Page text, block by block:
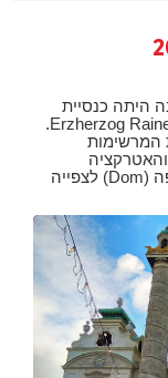
היתה כנסיית
קרל, במרחק הליכה מהמלון המצויין שלנו Erzherzog Rainer.
המרשימות
באירופה. היא נבנתה בתחילת המאה ה-18 והאטרקציה
העיקרית בא היא עלייה במעלית לעבר הכיפה (Dom) לצפייה